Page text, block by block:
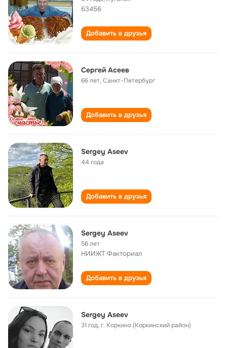
63456
Добавить в друзья
Сергей Асеев
66 лет,Санкт-Петербург
Добавить в друзья
Sergey Aseev
44 года
Добавить в друзья
Sergey Aseev
56 лет
НИИЖТ Факториал
Добавить в друзья
Sergey Aseev
31 год,г. Коркино (Коркинский район)